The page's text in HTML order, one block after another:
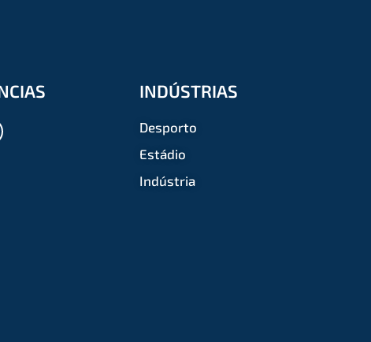
INDÚSTRIAS
Desporto
Estádio
Indústria